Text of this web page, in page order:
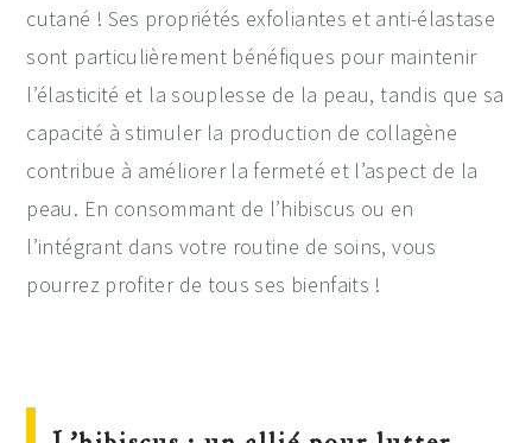
cutané ! Ses propriétés exfoliantes et anti-élastase
sont particulièrement bénéfiques pour maintenir
l’élasticité et la souplesse de la peau, tandis que sa
capacité à stimuler la production de collagène
contribue à améliorer la fermeté et l’aspect de la
peau. En consommant de l’hibiscus ou en
l’intégrant dans votre routine de soins, vous
pourrez profiter de tous ses bienfaits !